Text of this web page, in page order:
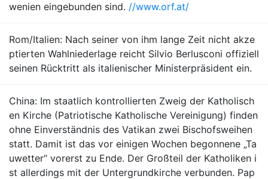
wenien eingebunden sind. //www.orf.at/
Rom/Italien: Nach seiner von ihm lange Zeit nicht akze
ptierten Wahlniederlage reicht Silvio Berlusconi offiziell
seinen Rücktritt als italienischer Ministerpräsident ein.
China: Im staatlich kontrollierten Zweig der Katholisch
en Kirche (Patriotische Katholische Vereinigung) finden
ohne Einverständnis des Vatikan zwei Bischofsweihen
statt. Damit ist das vor einigen Wochen begonnene „Ta
uwetter“ vorerst zu Ende. Der Großteil der Katholiken i
st allerdings mit der Untergrundkirche verbunden. Pap